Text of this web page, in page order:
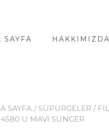
SAYFA HAKKIMIZDA
SAYFA / SÜPÜRGELER /
4580 U MAVI SÜNGER